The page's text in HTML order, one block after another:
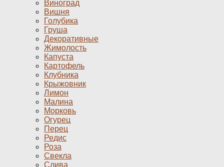
Виноград
Вишня
Голубика
Груша
Декоративные
Жимолость
Капуста
Картофель
Клубника
Крыжовник
Лимон
Малина
Морковь
Огурец
Перец
Редис
Роза
Свекла
Слива